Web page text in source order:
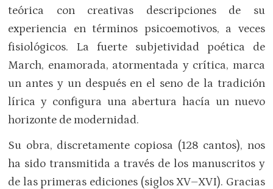
teórica con creativas descripciones de su
experiencia en términos psicoemotivos, a veces
fisiológicos. La fuerte subjetividad poética de
March, enamorada, atormentada y crítica, marca
un antes y un después en el seno de la tradición
lírica y configura una abertura hacía un nuevo
horizonte de modernidad.
Su obra, discretamente copiosa (128 cantos), nos
ha sido transmitida a través de los manuscritos y
de las primeras ediciones (siglos XV–XVI). Gracias